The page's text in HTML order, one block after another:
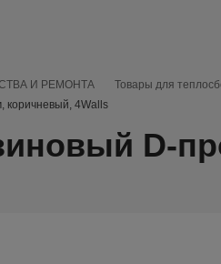
И РЕМОНТА Товары для
коричневый, 4Walls
D-